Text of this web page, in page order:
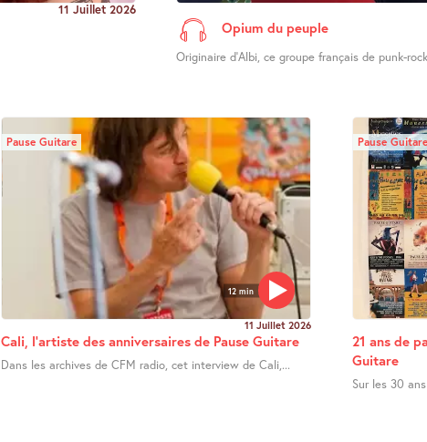
11 Juillet 2026
Opium du peuple
Originaire d’Albi, ce groupe français de punk-
12 min
Pause Guitare
11 Juillet 2026
Cali, l’artiste des anniversaires de Pause Guitare
Dans les archives de CFM radio, cet interview de Cali,...
Pause Guitare
21 ans de
Guitare
Sur les 30